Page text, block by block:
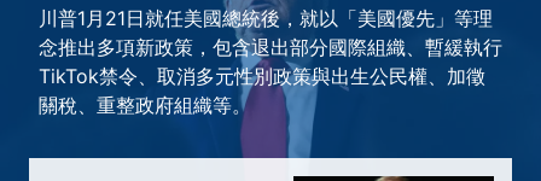
川普1月21日就任美國總統後，就以「美國優先」等理
念推出多項新政策，包含退出部分國際組織、暫緩執行
TikTok禁令、取消多元性別政策與出生公民權、加徵
關稅、重整政府組織等。